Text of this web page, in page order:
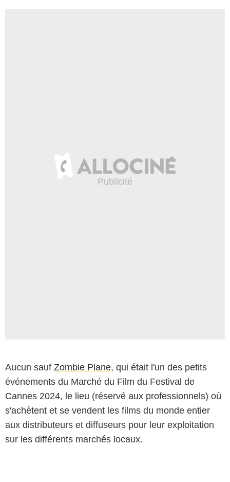
Aucun sauf Zombie Plane, qui était l'un des petits
événements du Marché du Film du Festival de
Cannes 2024, le lieu (réservé aux professionnels) où
s'achètent et se vendent les films du monde entier
aux distributeurs et diffuseurs pour leur exploitation
sur les différents marchés locaux.